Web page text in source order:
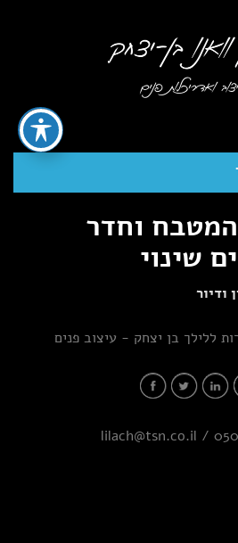
וחדר
שינוי
ודיור
ללילך בן יצחק - עיצוב פנים
lilach@tsn.co.il /